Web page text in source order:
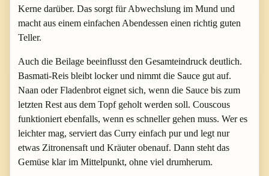
Kerne darüber. Das sorgt für Abwechslung im Mund und
macht aus einem einfachen Abendessen einen richtig guten
Teller.
Auch die Beilage beeinflusst den Gesamteindruck deutlich.
Basmati-Reis bleibt locker und nimmt die Sauce gut auf.
Naan oder Fladenbrot eignet sich, wenn die Sauce bis zum
letzten Rest aus dem Topf geholt werden soll. Couscous
funktioniert ebenfalls, wenn es schneller gehen muss. Wer es
leichter mag, serviert das Curry einfach pur und legt nur
etwas Zitronensaft und Kräuter obenauf. Dann steht das
Gemüse klar im Mittelpunkt, ohne viel drumherum.